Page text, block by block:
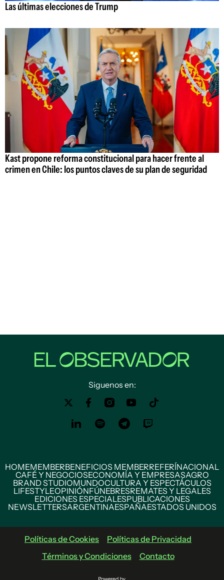
Las últimas elecciones de Trump
Kast propone reforma constitucional para hacer frente al
crimen en Chile: los puntos claves de su plan de seguridad
Siguenos en:
HOMEMEMBERBENEFICIOS MEMBERREFERÍNACIONAL
CAFÉ Y NEGOCIOSECONOMÍA Y EMPRESASAGRO
BRAND STUDIOMUNDOCULTURA Y ESPECTÁCULOS
LIFESTYLEOPINIÓNFÚNEBRESREMATES Y LEGALES
EDICIONES ESPECIALESPUBLICACIONES
NEWSLETTERSARGENTINAESPAÑAESTADOS UNIDOS
Políticas de Cookies
Políticas de Privacidad
Términos y Condiciones
Contacto